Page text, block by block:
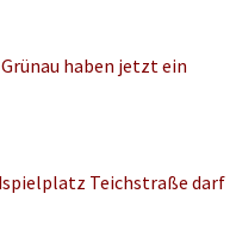
haben jetzt ein
Teichstraße darf